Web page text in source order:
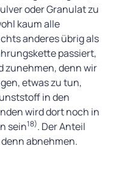
oder Granulat zu
kaum alle
anderes übrig als
passiert,
zunehmen, denn wir
etwas zu tun,
in den
wird dort noch in
sein18). Der Anteil
abnehmen.